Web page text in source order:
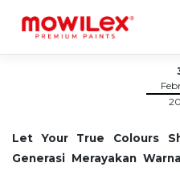
content
Let Your True Colours
Generasi Merayakan